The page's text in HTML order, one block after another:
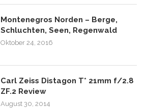
Montenegros Norden – Berge,
Schluchten, Seen, Regenwald
Oktober 24, 2016
Carl Zeiss Distagon T* 21mm f/2.8
ZF.2 Review
August 30, 2014